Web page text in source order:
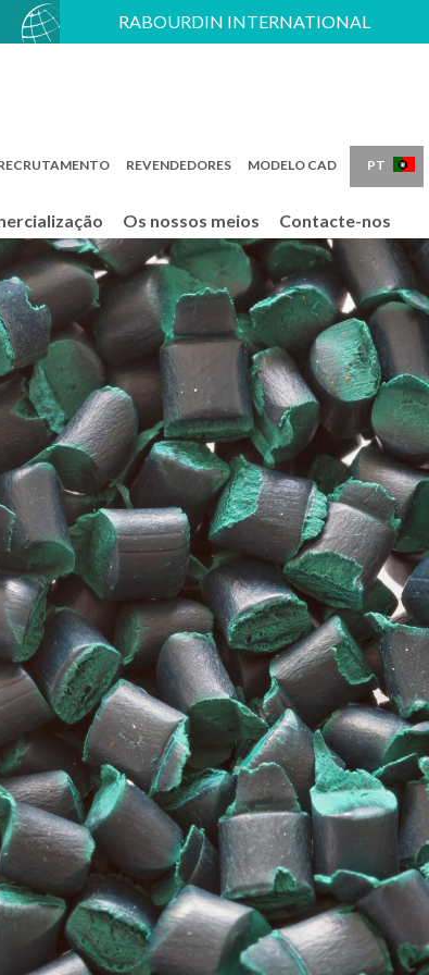
RABOURDIN INTERNATIONAL
REVENDEDORES MODELO CAD PT
Os nossos meios Contacte-nos